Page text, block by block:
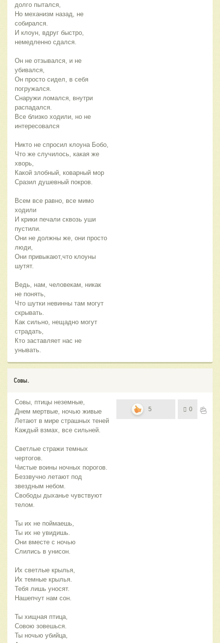
долго пытался,
Но механизм назад, не
собирался.
И клоун, вдруг быстро,
немедленно сдался.
Он не отзывался, и не
убивался,
Он просто сидел, в себя
погружался.
Снаружи ломался, внутри
распадался.
Все близко ходили, но не
интересовался
Никто не спросил клоуна Бобо,
Что же случилось, какая же
хворь,
Какой злобный, коварный мор
Сразил душевный покров.
Всем все равно, все мимо
ходили
И крики печали сквозь уши
пустили.
Они не должны же, они просто
люди,
Они привыкают,что клоуны
шутят.
Ведь, нам, человекам, никак
не понять,
Что шутки невинны там могут
скрывать.
Как сильно, нещадно могут
страдать,
Кто заставляет нас не
унывать.
Совы.
Совы, птицы неземные,
Днем мертвые, ночью живые
Летают в мире страшных теней
Каждый взмах, все сильней.
Светлые стражи темных
чертогов.
Чистые воины ночных порогов.
Беззвучно летают под
звездным небом.
Свободы дыханье чувствуют
телом.
Ты их не поймаешь,
Ты их не увидишь.
Они вместе с ночью
Слились в унисон.
Их светлые крылья,
Их темные крылья.
Тебя лишь уносят.
Нашепчут нам сон.
Ты хищная птица,
Совою зовешься.
Ты ночью убийца,
5 0